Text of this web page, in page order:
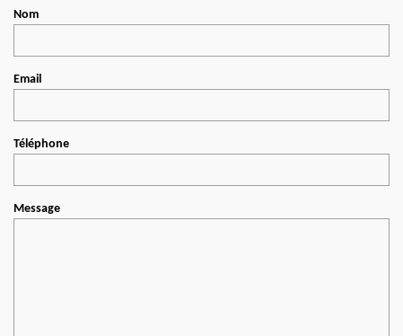
Nom
Email
Téléphone
Message